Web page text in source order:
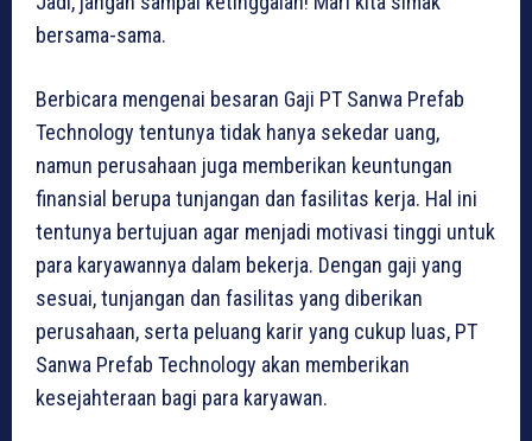
bersama-sama.
Berbicara mengenai besaran Gaji PT Sanwa Prefab
Technology tentunya tidak hanya sekedar uang,
namun perusahaan juga memberikan keuntungan
finansial berupa tunjangan dan fasilitas kerja. Hal ini
tentunya bertujuan agar menjadi motivasi tinggi untuk
para karyawannya dalam bekerja. Dengan gaji yang
sesuai, tunjangan dan fasilitas yang diberikan
perusahaan, serta peluang karir yang cukup luas, PT
Sanwa Prefab Technology akan memberikan
kesejahteraan bagi para karyawan.